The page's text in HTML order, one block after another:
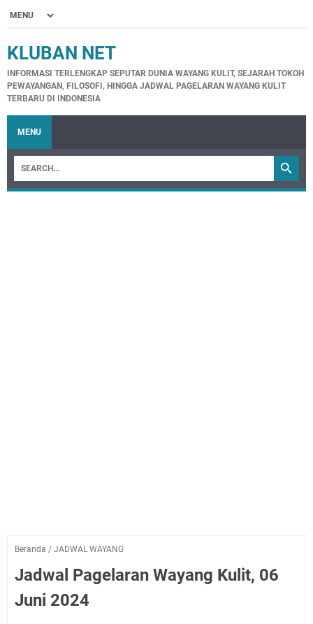
KLUBAN NET
INFORMASI TERLENGKAP SEPUTAR DUNIA WAYANG KULIT, SEJARAH TOKOH
PEWAYANGAN, FILOSOFI, HINGGA JADWAL PAGELARAN WAYANG KULIT
TERBARU DI INDONESIA
MENU
Beranda / JADWAL WAYANG
Jadwal Pagelaran Wayang Kulit, 06
Juni 2024